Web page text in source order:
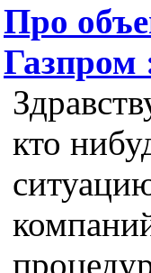
Про
Газпром
кто